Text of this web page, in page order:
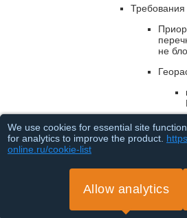
Требования
не
Q4 26.
(k8s
We use cookies for essential site
for analytics to improve the product.
online.ru/cookie-list
Allow analytics